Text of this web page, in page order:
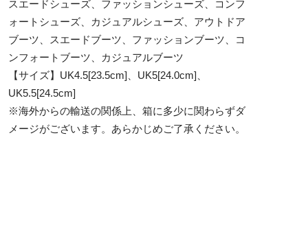
スエードシューズ、ファッションシューズ、コンフ
ォートシューズ、カジュアルシューズ、アウトドア
ブーツ、スエードブーツ、ファッションブーツ、コ
ンフォートブーツ、カジュアルブーツ
【サイズ】UK4.5[23.5cm]、UK5[24.0cm]、
UK5.5[24.5cm]
※海外からの輸送の関係上、箱に多少に関わらずダ
メージがございます。あらかじめご了承ください。